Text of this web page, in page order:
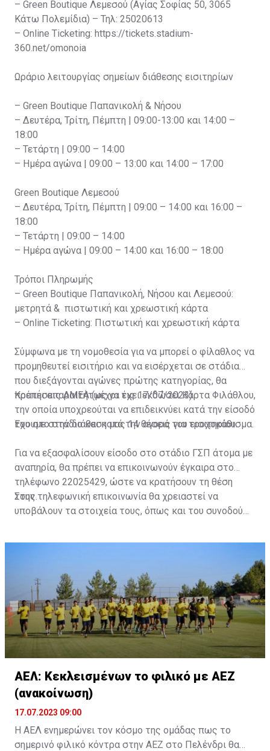
– Green Boutique Λεμεσού (Αγίας Σοφίας 50, 3065
Κάτω Πολεμίδια) – Τηλ: 25020613
– Online Ticketing: https://tickets.stadium-
360.net/omonoia
Ωράριο λειτουργίας σημείων διάθεσης εισιτηρίων
– Green Boutique Παπανικολή & Νήσου
– Δευτέρα, Τρίτη, Πέμπτη | 09:00-13:00 και 14:00 –
18:00
– Τετάρτη | 09:00 – 14:00
– Ημέρα αγώνα | 09:00 – 13:00 και 14:00 – 17:00
Green Boutique Λεμεσού
– Δευτέρα, Τρίτη, Πέμπτη | 09:00 – 14:00 και 16:00 –
18:00
– Τετάρτη | 09:00 – 14:00
– Ημέρα αγώνα | 09:00 – 14:00 και 16:00 – 18:00
Τρόποι Πληρωμής
– Green Boutique Παπανικολή, Νήσου και Λεμεσού:
μετρητά & πιστωτική και χρεωστική κάρτα
– Online Ticketing: Πιστωτική και χρεωστική κάρτα
Σύμφωνα με τη νομοθεσία για να μπορεί ο φίλαθλος να
προμηθευτεί εισιτήριο και να εισέρχεται σε στάδια
που διεξάγονται αγώνες πρώτης κατηγορίας, θα
πρέπει απαραιτήτως να έχει εκδώσει Κάρτα Φιλάθλου,
την οποία υποχρεούται να επιδεικνύει κατά την είσοδό
του στο στάδιο και κατά την αγορά του εισιτηρίου.
Κρατήσεις ΑΜΕΑ (μέχρι τις 17/07/2023)
Έχουμε στην διάθεση μας 14 θέσεις για τροχοκάθισμα.
Για να εξασφαλίσουν είσοδο στο στάδιο ΓΣΠ άτομα με
αναπηρία, θα πρέπει να επικοινωνούν έγκαιρα στο
τηλέφωνο 22025429, ώστε να κρατήσουν τη θέση
τους.
Στην τηλεφωνική επικοινωνία θα χρειαστεί να
υποβάλουν τα στοιχεία τους, όπως και του συνοδού
ΑΕΛ: Κεκλεισμένων το φιλικό με ΑΕΖ
(ανακοίνωση)
17.07.2023 09:00
Η ΑΕΛ ενημερώνει τον κόσμο της ομάδας πως το
σημερινό φιλικό κόντρα στην ΑΕΖ στο Πελένδρι θα